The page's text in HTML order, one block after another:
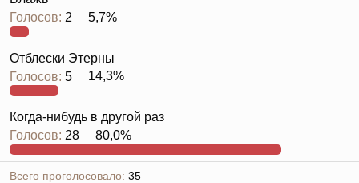
е
м
ы
а
Голосов: 2 5,7%
Отблески Этерны
Голосов: 5 14,3%
Когда-нибудь в другой раз
Голосов: 28 80,0%
Всего проголосовало 35